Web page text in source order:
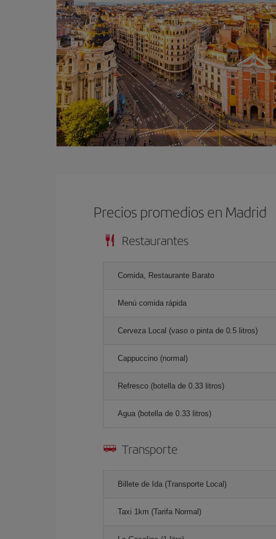
Precios promedios en Madrid
Restaurantes
Comida, Restaurante Barato
Menú comida rápida
Cerveza Local (vaso o pinta de 0.5 litros)
Cappuccino (normal)
Refresco (botella de 0.33 litros)
Agua (botella de 0.33 litros)
Transporte
Billete de Ida (Transporte Local)
Taxi 1km (Tarifa Normal)